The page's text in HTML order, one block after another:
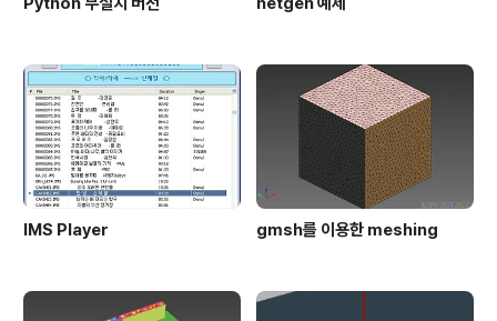
IMS Player gmsh를 이용한 meshing